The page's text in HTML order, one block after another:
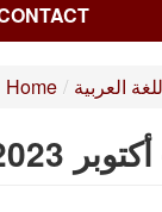
Home / العربية
2023